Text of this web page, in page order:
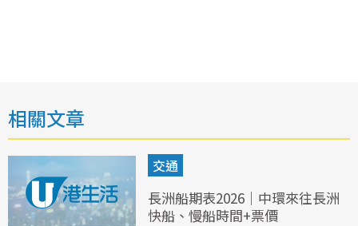
相關文章
交通
長洲船期表2026｜中環來往長洲
快船、慢船時間+票價